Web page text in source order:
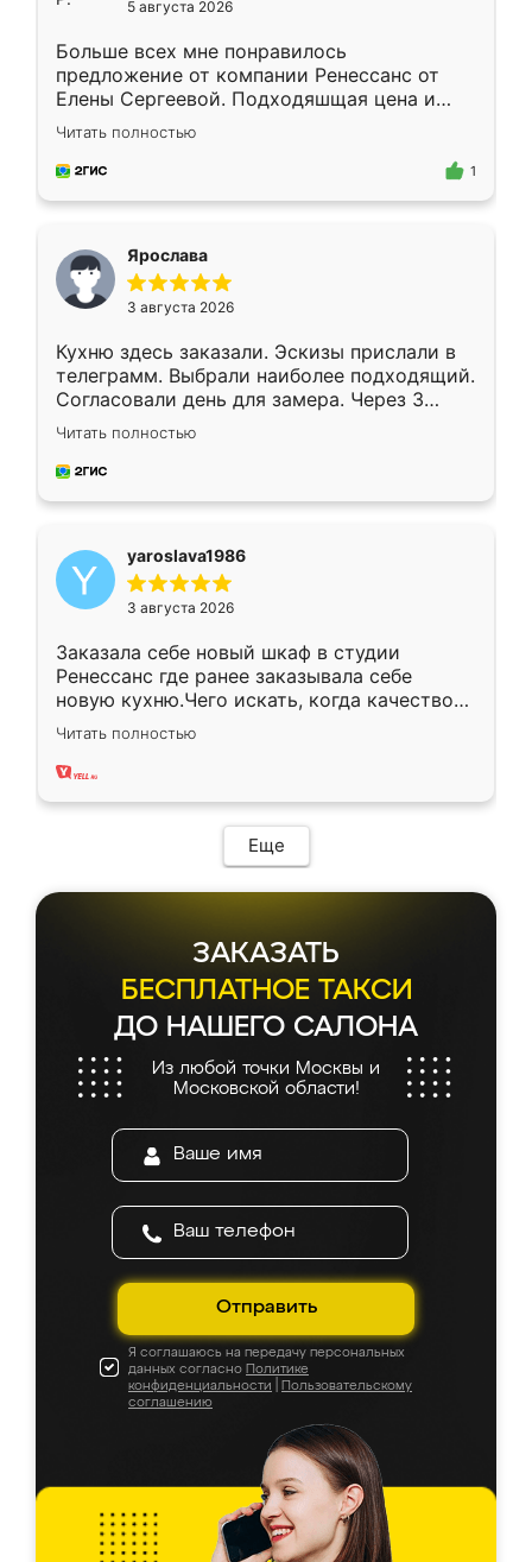
5 августа 2026
Больше всех мне понравилось
предложение от компании Ренессанс от
Елены Сергеевой. Подходяшщая цена и
короткие сроки изготовления. Приехавший
для замера сотрудник Владислав
предложил по моему эскизу самый
Читать полностью
1
Ярослава
3 августа 2026
Кухню здесь заказали. Эскизы прислали в
телеграмм. Выбрали наиболее подходящий.
Согласовали день для замера. Через 3
недели кухня была уже готова. Остались
довольны работой. Спасибо Ренессанс
мебель за качественную работу!
Читать полностью
yaroslava1986
3 августа 2026
Заказала себе новый шкаф в студии
Ренессанс где ранее заказывала себе
новую кухню.Чего искать, когда качеством
вполне довольна. Служит кухня уже почти
два года, нареканий нет.
Читать полностью
Еще
ЗАКАЗАТЬ
БЕСПЛАТНОЕ ТАКСИ
ДО НАШЕГО САЛОНА
Из любой точки Москвы и
Московской области!
Отправить
Я соглашаюсь на передачу персональных
данных согласно Политике
конфиденциальности
Пользовательскому
соглашению